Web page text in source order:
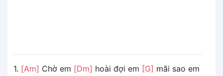
1. [Am] Chờ em [Dm] hoài đợi em [G] mãi sao em